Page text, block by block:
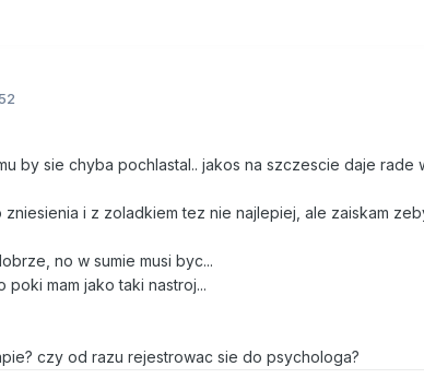
by sie chyba pochlastal.. jakos na szczescie daje rade
i z zoladkiem tez nie najlepiej, ale zaiskam
no w sumie musi byc...
mam jako taki nastroj...
czy od razu rejestrowac sie do psychologa?